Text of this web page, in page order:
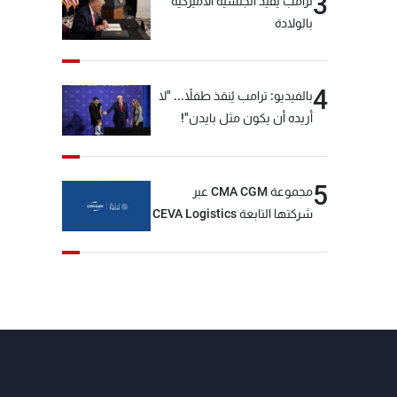
بالولادة
4بالفيديو: ترامب يُنقذ طفلاً... "لا
أريده أن يكون مثل بايدن"!
5
مجموعة CMA CGM عبر
شركتها التابعة CEVA Logistics